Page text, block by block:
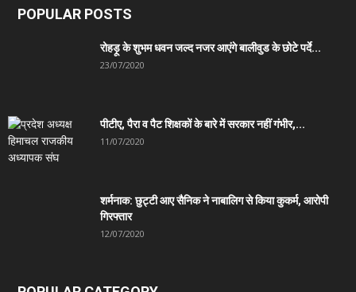
POPULAR POSTS
रोहड़ू के शुभम धवन जल्द नजर आएंगे बालीवुड के छोटे पर्दे...
23/07/2020
पीटीए, पैरा व पैट शिक्षकों के बारे में सरकार नहीं गंभीर,...
11/07/2020
शर्मनाक: छुट्टी आए सैनिक ने नाबालिग से किया कुकर्म, आरोपी
गिरफ्तार
12/07/2020